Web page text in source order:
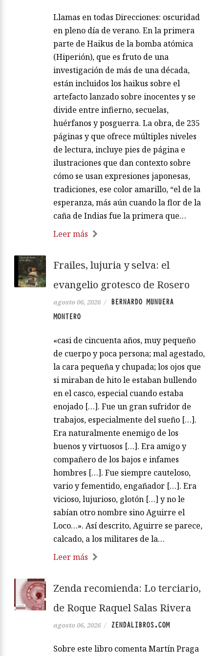
Llamas en todas Direcciones: oscuridad
en pleno día de verano. En la primera
parte de Haikus de la bomba atómica
(Hiperión), que es fruto de una
investigación de más de una década,
están incluidos los haikus sobre el
artefacto lanzado sobre inocentes y se
divide entre infierno, secuelas,
huérfanos y posguerra. La obra, de 235
páginas y que ofrece múltiples niveles
de lectura, incluye pies de página e
ilustraciones que dan contexto sobre
cómo se usan expresiones japonesas,
tradiciones, ese color amarillo, “el de la
esperanza, más aún cuando la flor de la
caña de Indias fue la primera que…
Leer más
Frailes, lujuria y selva: el
evangelio grotesco de Rosero
agosto 06, 2026 /
BERNARDO MUNUERA
MONTERO
«casi de cincuenta años, muy pequeño
de cuerpo y poca persona; mal agestado,
la cara pequeña y chupada; los ojos que
si miraban de hito le estaban bullendo
en el casco, especial cuando estaba
enojado […]. Fue un gran sufridor de
trabajos, especialmente del sueño […].
Era naturalmente enemigo de los
buenos y virtuosos […]. Era amigo y
compañero de los bajos e infames
hombres […]. Fue siempre cauteloso,
vario y fementido, engañador […]. Era
vicioso, lujurioso, glotón […] y no le
sabían otro nombre sino Aguirre el
Loco…». Así descrito, Aguirre se parece,
calcado, a los militares de la…
Leer más
Zenda recomienda: Lo terciario,
de Roque Raquel Salas Rivera
agosto 06, 2026 / ZENDALIBROS.COM
Sobre este libro comenta Martín Praga